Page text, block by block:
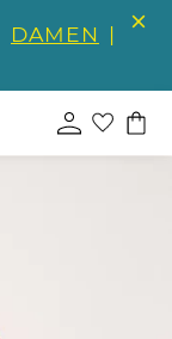
DAMEN |